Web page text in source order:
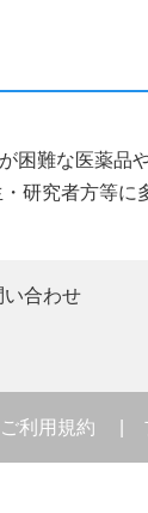
困難な医薬品
研究者方等に
い合わせ
ご利用規約